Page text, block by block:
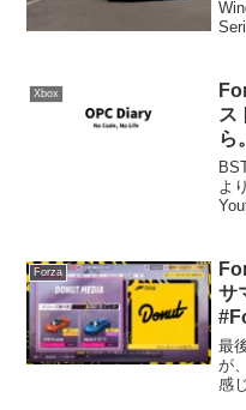
Xbox
ス
ら
よ
Forza
サ
最
が
感